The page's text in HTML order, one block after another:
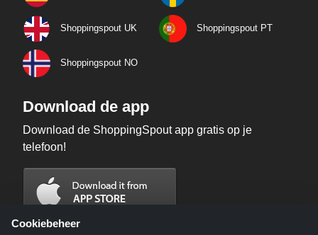
Shoppingspout UK Shoppingspout PT
Shoppingspout NO
Download de app
Download de ShoppingSpout app gratis op je
telefoon!
Cookiebeheer